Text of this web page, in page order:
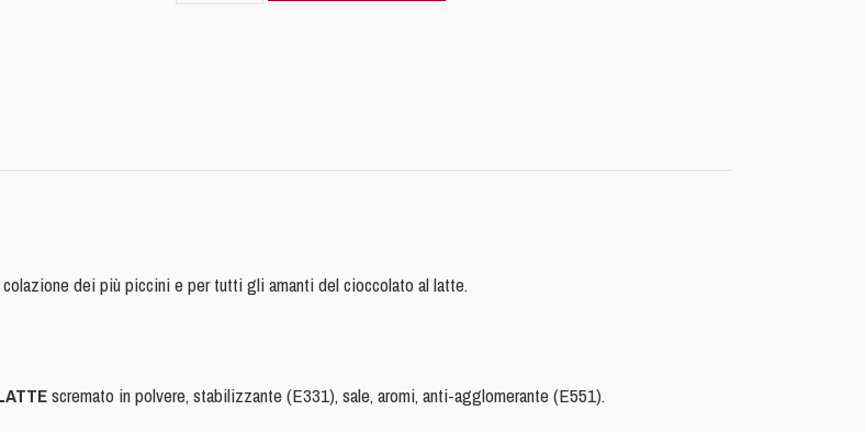
dei più piccini e per tutti gli amanti del cioccolato al latte.
scremato in polvere, stabilizzante (E331), sale, aromi, anti-agglomerante (E551).